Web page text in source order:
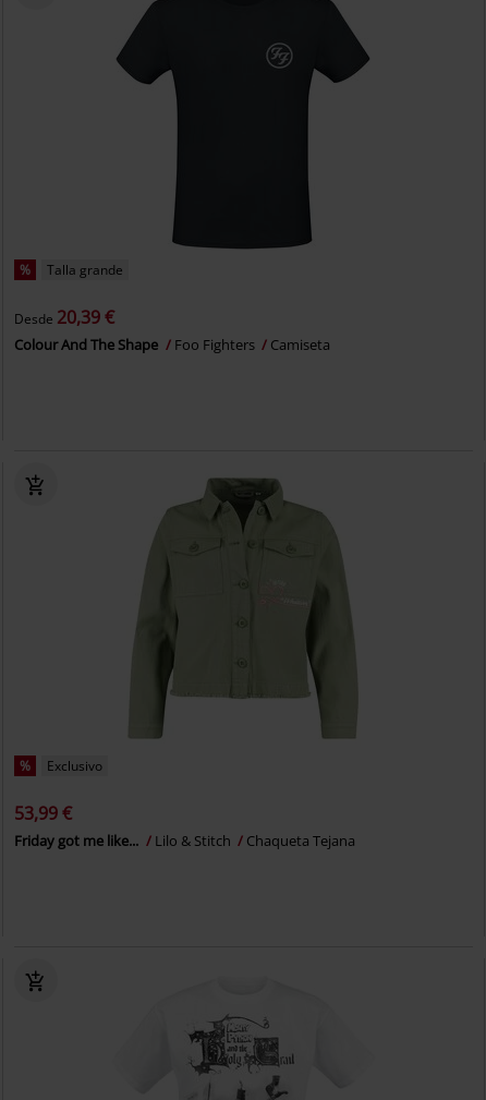
% Talla grande
Desde 20,39 €
Colour And The Shape Foo Fighters Camiseta
% Exclusivo
53,99 €
Friday got me like... Lilo & Stitch Chaqueta Tejana